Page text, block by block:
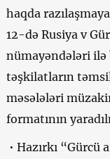
haqda
12-də Rusiya v
nümayəndələri ilə
təşkilatların
məsələləri
formatının
• Hazırkı